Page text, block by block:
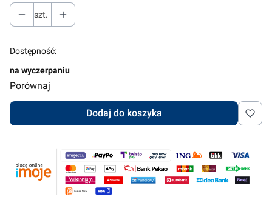
szt.
Dostępność:
na wyczerpaniu
Porównaj
Dodaj do koszyka